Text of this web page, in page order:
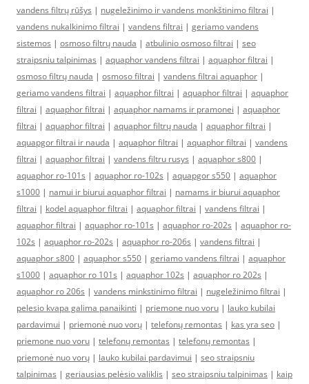
vandens filtrų rūšys | nugeležinimo ir vandens monkštinimo filtrai |
vandens nukalkinimo filtrai | vandens filtrai | geriamo vandens
sistemos | osmoso filtrų nauda | atbulinio osmoso filtrai | seo
straipsniu talpinimas | aquaphor vandens filtrai | aquaphor filtrai |
osmoso filtrų nauda | osmoso filtrai | vandens filtrai aquaphor |
geriamo vandens filtrai | aquaphor filtrai | aquaphor filtrai | aquaphor
filtrai | aquaphor filtrai | aquaphor namams ir pramonei | aquaphor
filtrai | aquaphor filtrai | aquaphor filtrų nauda | aquaphor filtrai |
aquapgor filtrai ir nauda | aquaphor filtrai | aquaphor filtrai | vandens
filtrai | aquaphor filtrai | vandens filtru rusys | aquaphor s800 |
aquaphor ro-101s | aquaphor ro-102s | aquapgor s550 | aquaphor
s1000 | namui ir biurui aquaphor filtrai | namams ir biurui aquaphor
filtrai | kodel aquaphor filtrai | aquaphor filtrai | vandens filtrai |
aquaphor filtrai | aquaphor ro-101s | aquaphor ro-202s | aquaphor ro-
102s | aquaphor ro-202s | aquaphor ro-206s | vandens filtrai |
aquaphor s800 | aquaphor s550 | geriamo vandens filtrai | aquaphor
s1000 | aquaphor ro 101s | aquaphor 102s | aquaphor ro 202s |
aquaphor ro 206s | vandens minkstinimo filtrai | nugeležinimo filtrai |
pelesio kvapa galima panaikinti | priemone nuo voru | lauko kubilai
pardavimui | priemonė nuo vorų | telefonų remontas | kas yra seo |
priemone nuo voru | telefonų remontas | telefonų remontas |
priemonė nuo vorų | lauko kubilai pardavimui | seo straipsniu
talpinimas | geriausias pelėsio valiklis | seo straipsniu talpinimas | kaip